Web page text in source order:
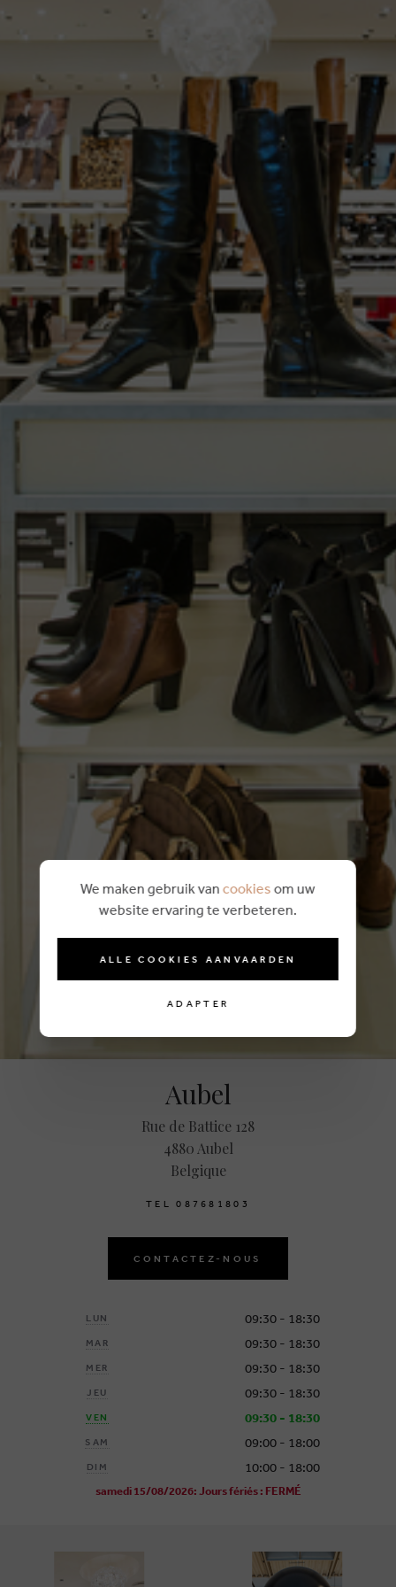
Aubel
Rue de Battice 128
4880 Aubel
Belgique
T E L 0 8 768 180 3
CONTACTEZ-NOUS
LUN 09:30 - 18:30
MAR 09:30 - 18:30
MER 09:30 - 18:30
JEU 09:30 - 18:30
VEN 09:30 - 18:30
SAM 09:00 - 18:00
DIM 10:00 - 18:00
samedi 15/08/2026: Jours fériés : FERMÉ
We maken gebruik van cookies om uw
website ervaring te verbeteren.
ALLE COOKIES AANVAARDEN
ADAPTER